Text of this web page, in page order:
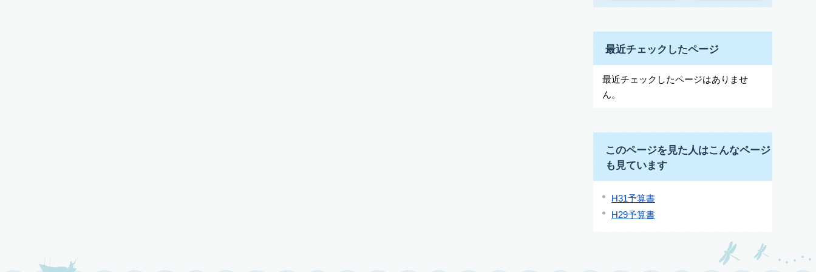
最近チェックしたページ
最近チェックしたページはありませ
ん。
このページを見た人はこんなページ
も見ています
H31予算書
H29予算書